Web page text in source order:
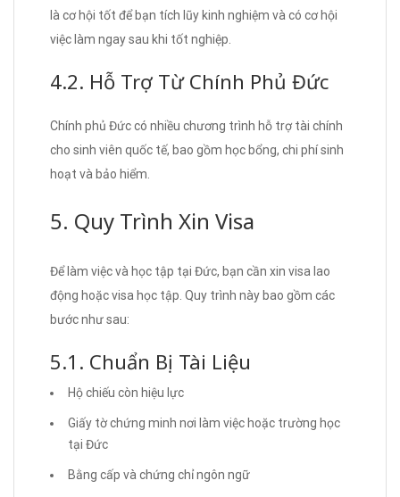
là cơ hội tốt để bạn tích lũy kinh nghiệm và có cơ hội
việc làm ngay sau khi tốt nghiệp.
4.2. Hỗ Trợ Từ Chính Phủ Đức
Chính phủ Đức có nhiều chương trình hỗ trợ tài chính
cho sinh viên quốc tế, bao gồm học bổng, chi phí sinh
hoạt và bảo hiểm.
5. Quy Trình Xin Visa
Để làm việc và học tập tại Đức, bạn cần xin visa lao
động hoặc visa học tập. Quy trình này bao gồm các
bước như sau:
5.1. Chuẩn Bị Tài Liệu
Hộ chiếu còn hiệu lực
Giấy tờ chứng minh nơi làm việc hoặc trường học
tại Đức
Bằng cấp và chứng chỉ ngôn ngữ